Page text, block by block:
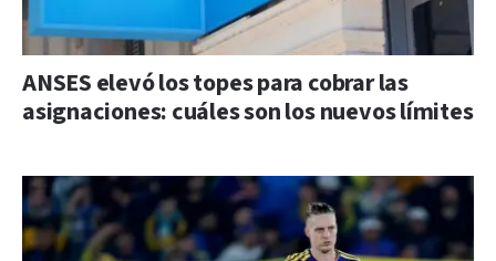
ANSES elevó los topes para cobrar las
asignaciones: cuáles son los nuevos límites